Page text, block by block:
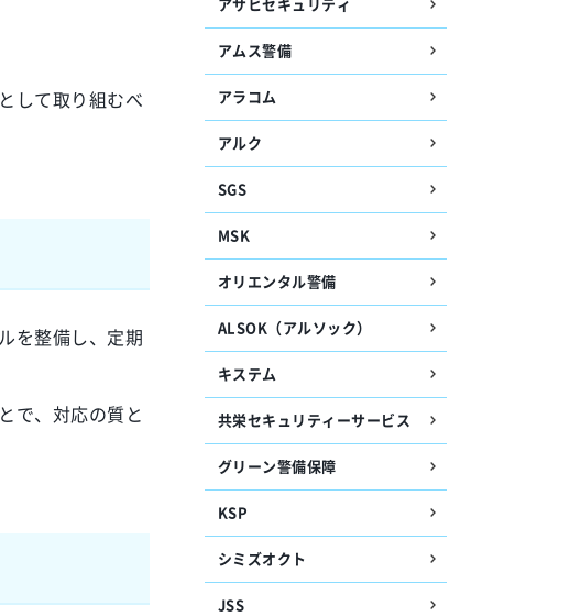
して取り組むべ
を整備し、定期
で、対応の質と
アムス警備
アラコム
アルク
SGS
MSK
オリエンタル警備
ALSOK（アルソック）
キステム
共栄セキュリティーサービス
グリーン警備保障
KSP
シミズオクト
JSS